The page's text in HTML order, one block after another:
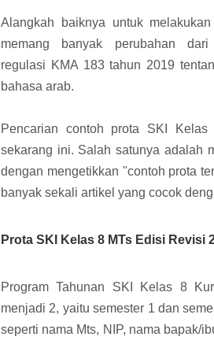
Alangkah baiknya untuk
memang banyak perubahan
regulasi KMA 183 tahun 2019
bahasa arab.
Pencarian contoh prota SKI
sekarang ini. Salah satunya adalah
dengan mengetikkan "contoh prota
banyak sekali artikel yang cocok
Prota SKI Kelas 8 MTs Edisi Revisi
Program Tahunan SKI Kelas 8
menjadi 2, yaitu semester 1 dan
seperti nama Mts, NIP, nama bapak/